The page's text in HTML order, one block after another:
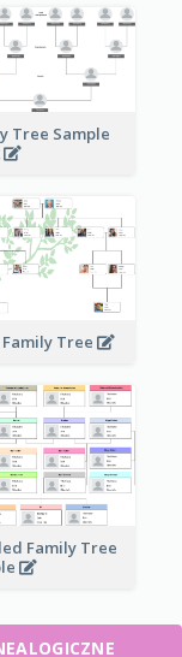
Tree Sample
Family Tree
Family Tree